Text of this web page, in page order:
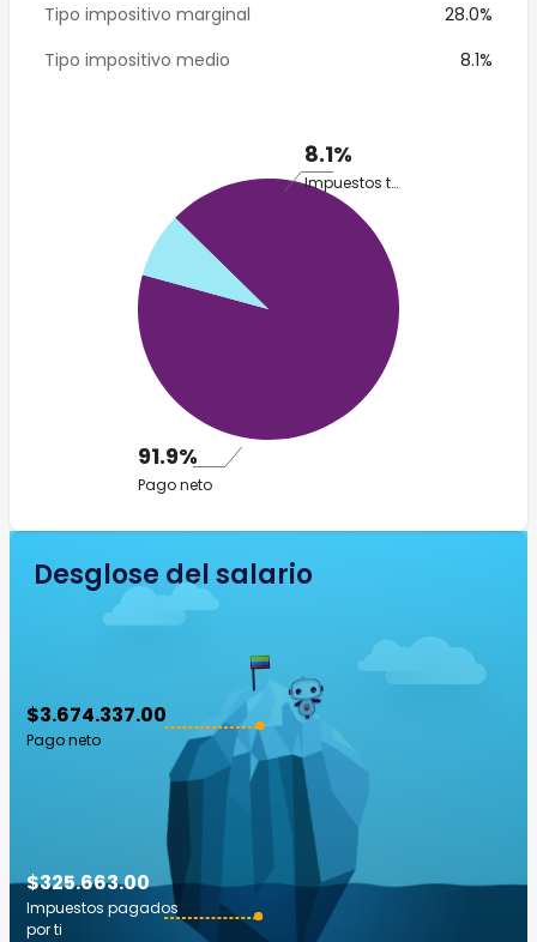
Tipo impositivo marginal
28.0%
Tipo impositivo medio
8.1%
8.1%
Impuestos totales
91.9%
Pago neto
Desglose del salario
$3.674.337.00
Pago neto
$325.663.00
Impuestos pagados
por ti